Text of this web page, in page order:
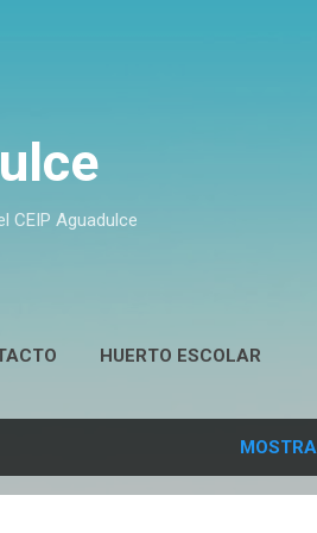
CEIP Aguadulce
HUERTO ESCOLAR